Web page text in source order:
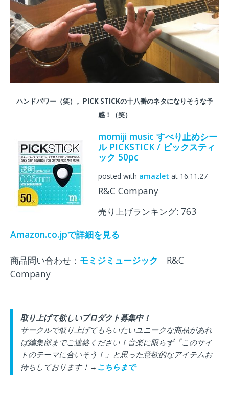
ハンドパワー（笑）。PICK STICKの十八番のネタになりそうな予
感！（笑）
momiji music すべり止めシー
ル PICKSTICK / ピックスティ
ック 50pc
posted with amazlet at 16.11.27
R&C Company
売り上げランキング: 763
Amazon.co.jpで詳細を見る
商品問い合わせ： モミジミュージック R&C
Company
取り上げて欲しいプロダクト募集中！
サークルで取り上げてもらいたいユニークな商品があれ
ば編集部までご連絡ください！音楽に限らず「このサイ
トのテーマに合いそう！」と思った意欲的なアイテムお
待ちしております！→ こちらまで